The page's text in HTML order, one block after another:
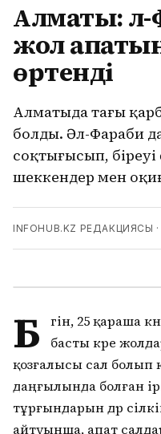
Алматы: Әл-
жол
өртенді
Алматыда таңғы
болды. Әл-Фараби
соқтығысып,
шеккендер мен
INFOHUB.KZ РЕДАКЦИЯСЫ ·
Б
үгін, 25 қараша
басты күре
қозғалысы сал болып
даңғылында болған
тұрғындарын дүр
айтуынша, апат